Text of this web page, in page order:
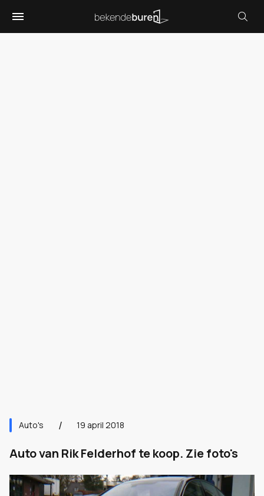
Auto's 19 april 2018
Auto van Rik Felderhof te koop. Zie foto's